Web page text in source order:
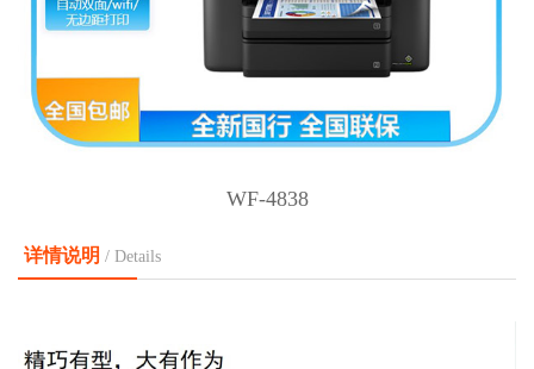
WF-4838
详情说明 / Details